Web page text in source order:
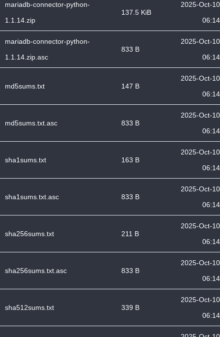
mariadb-connector-python-
1.1.14.zip
137.5 KiB
2025-Oct-10
06:14
mariadb-connector-python-
1.1.14.zip.asc
833 B
2025-Oct-10
06:14
md5sums.txt 147 B
2025-Oct-10
06:14
md5sums.txt.asc 833 B
2025-Oct-10
06:14
sha1sums.txt 163 B
2025-Oct-10
06:14
sha1sums.txt.asc 833 B
2025-Oct-10
06:14
sha256sums.txt 211 B
2025-Oct-10
06:14
sha256sums.txt.asc 833 B
2025-Oct-10
06:14
sha512sums.txt 339 B
2025-Oct-10
06:14